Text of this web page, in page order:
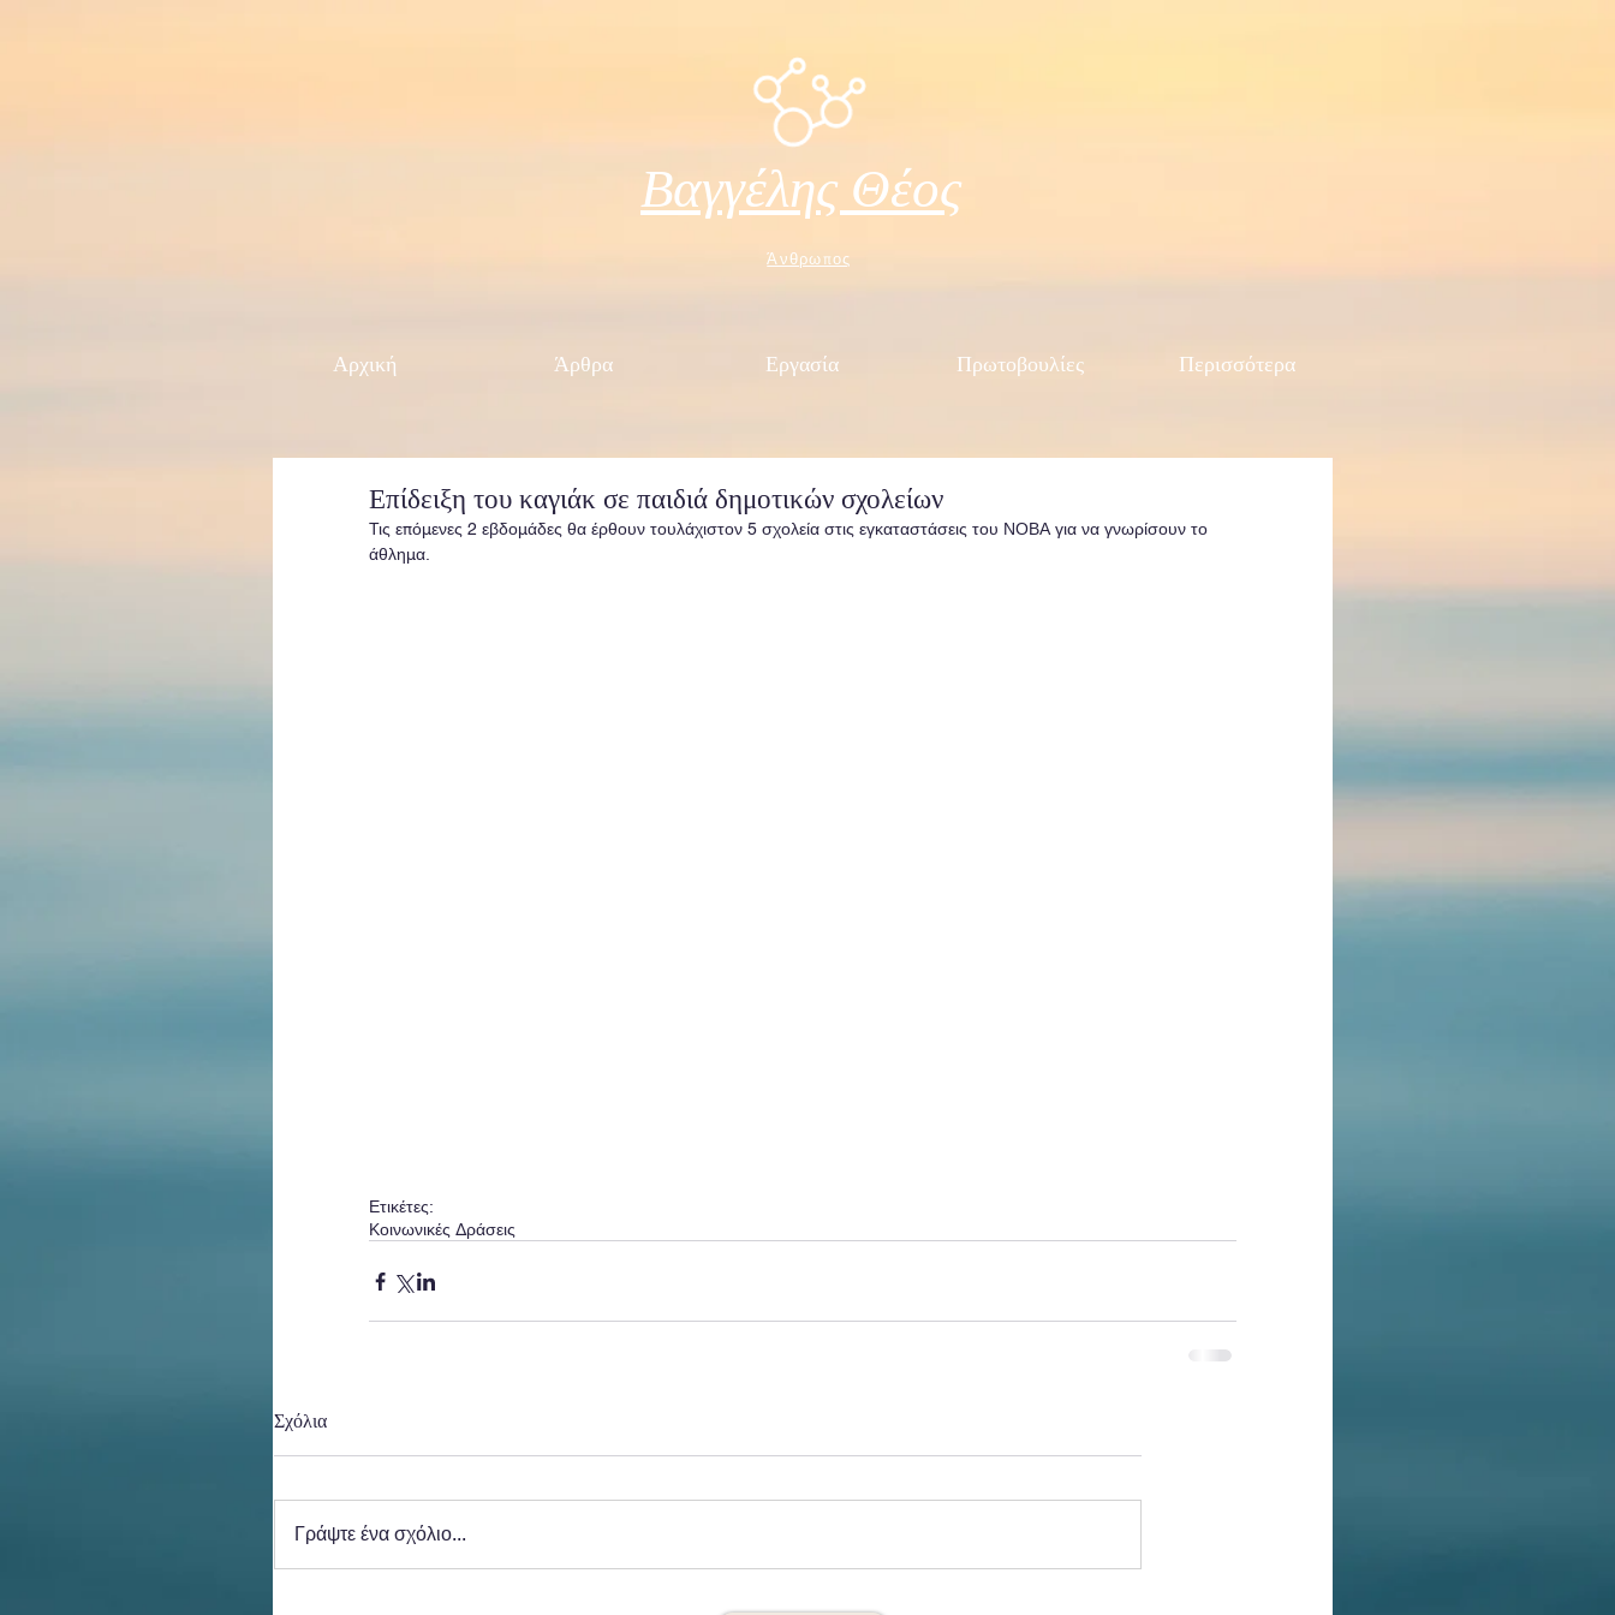
Άνθρωπος
Βαγγέλης Θέος
Αρχική Άρθρα Εργασία Πρωτοβουλίες Περισσότερα
Επίδειξη του καγιάκ σε παιδιά δημοτικών σχολείων
Τις επόμενες 2 εβδομάδες θα έρθουν τουλάχιστον 5 σχολεία στις εγκαταστάσεις του ΝΟΒΑ για να γνωρίσουν το
άθλημα.
Ετικέτες:
Κοινωνικές Δράσεις
Σχόλια
Γράψτε ένα σχόλιο...